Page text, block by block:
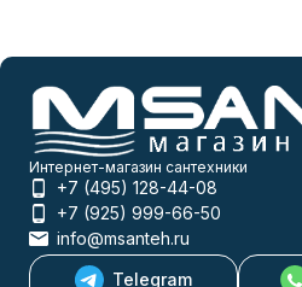
Интернет-магазин сантехники
+7 (495) 128-44-08
+7 (925) 999-66-50
info@msanteh.ru
Telegram